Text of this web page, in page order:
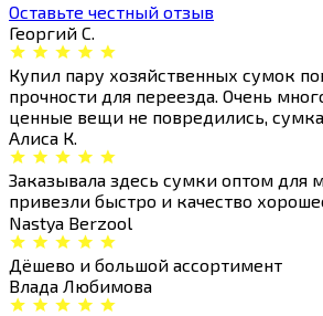
Оставьте честный отзыв
Георгий С.
Купил пару хозяйственных сумок
прочности для переезда. Очень
ценные вещи не повредились, сумка
Алиса К.
Заказывала здесь сумки оптом для
привезли быстро и качество
Nastya Berzool
Дёшево и большой ассортимент
Влада Любимова